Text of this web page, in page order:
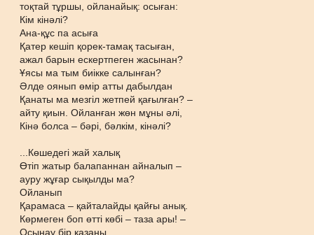
тоқтай тұршы, ойланайық: осыған:
Кім кінәлі?
Ана-құс па асыға
Қатер кешіп қорек-тамақ тасыған,
ажал барын ескертпеген жасынан?
Ұясы ма тым биікке салынған?
Әлде оянып өмір атты дабылдан
Қанаты ма мезгіл жетпей қағылған? –
айту қиын. Ойланған жөн мұны әлі,
Кінә болса – бәрі, бәлкім, кінәлі?
...Көшедегі жай халық
Өтіп жатыр балапаннан айналып –
ауру жұғар сықылды ма?
Ойланып
Қарамаса – қайталайды қайғы анық.
Көрмеген боп өтті көбі – таза ары! –
Осынау бір қазаны